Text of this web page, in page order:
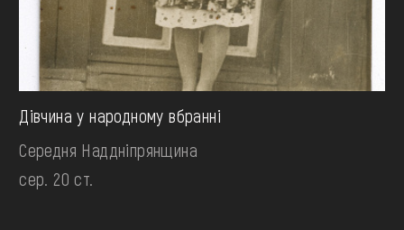
Дівчина у народному вбранні
Середня Наддніпрянщина
сер. 20 ст.